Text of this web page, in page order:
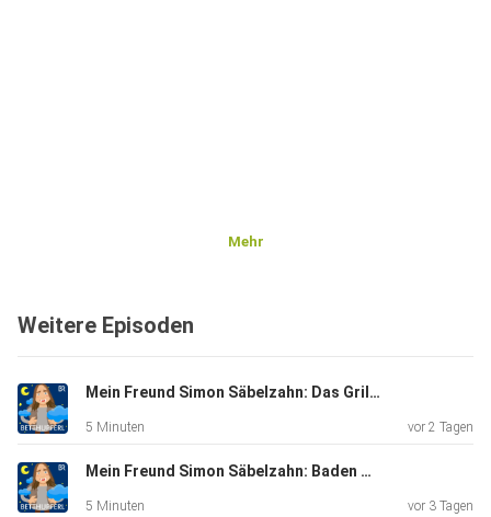
Mehr
Weitere Episoden
Mein Freund Simon Säbelzahn: Das Grillfest | Eine Gute-Nacht-Geschichte ab 5 Jahren
5 Minuten vor 2 Tagen
Mein Freund Simon Säbelzahn: Baden gehen | Eine Gute-Nacht-Geschichte ab 5 Jahren
5 Minuten vor 3 Tagen